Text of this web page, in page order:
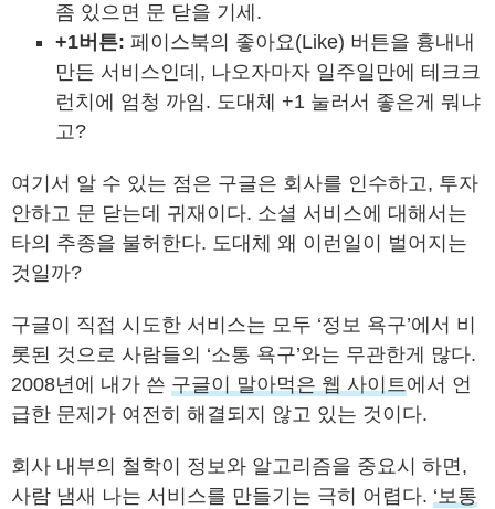
좀 있으면 문 닫을 기세.
+1버튼: 페이스북의 좋아요(Like) 버튼을 흉내내
만든 서비스인데, 나오자마자 일주일만에 테크크
런치에 엄청 까임. 도대체 +1 눌러서 좋은게 뭐냐
고?
여기서 알 수 있는 점은 구글은 회사를 인수하고, 투자
안하고 문 닫는데 귀재이다. 소셜 서비스에 대해서는
타의 추종을 불허한다. 도대체 왜 이런일이 벌어지는
것일까?
구글이 직접 시도한 서비스는 모두 ‘정보 욕구’에서 비
롯된 것으로 사람들의 ‘소통 욕구’와는 무관한게 많다.
2008년에 내가 쓴 구글이 말아먹은 웹 사이트에서 언
급한 문제가 여전히 해결되지 않고 있는 것이다.
회사 내부의 철학이 정보와 알고리즘을 중요시 하면,
사람 냄새 나는 서비스를 만들기는 극히 어렵다. ‘보통